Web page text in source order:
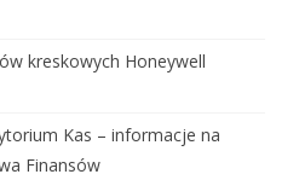
kreskowych Honeywell
Kas – informacje na
Finansów